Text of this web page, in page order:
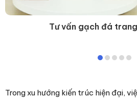
Tư vấn gạch đá
Trong xu hướng kiến trúc hiện đại,